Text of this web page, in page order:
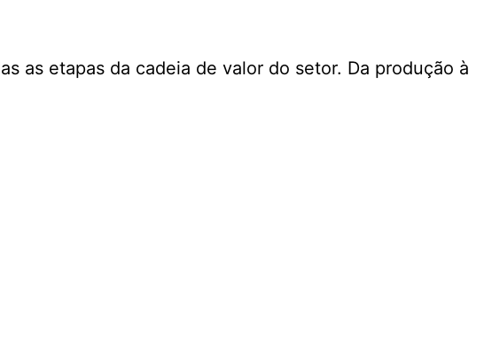
as etapas da cadeia de valor do setor. Da produção à